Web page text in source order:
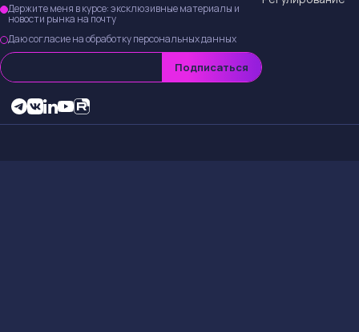
Держите меня в курсе: эксклюзивные материалы и
новости рынка на почту
Даю согласие на обработку персональных данных
Подписаться